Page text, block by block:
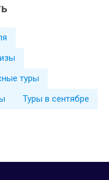
туры
Туры в сентябре